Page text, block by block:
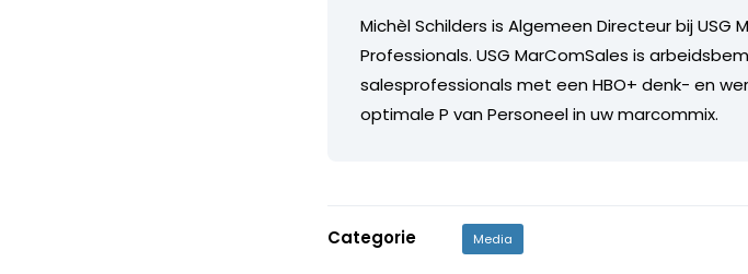
Michèl Schilders is Algemeen Directeur bij USG
Professionals. USG MarComSales is
salesprofessionals met een HBO+ denk- en
optimale P van Personeel in uw marcommix.
Categorie Media